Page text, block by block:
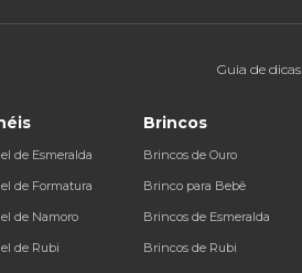
Guia de dicas
de Esmeralda
de Formatura
de Namoro
de Rubi
Brincos
Brincos de Ouro
Brinco para Bebê
Brincos de Esmeralda
Brincos de Rubi